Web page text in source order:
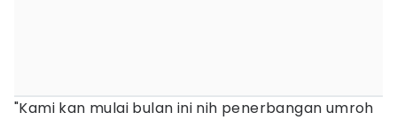
"Kami kan mulai bulan ini nih penerbangan umroh